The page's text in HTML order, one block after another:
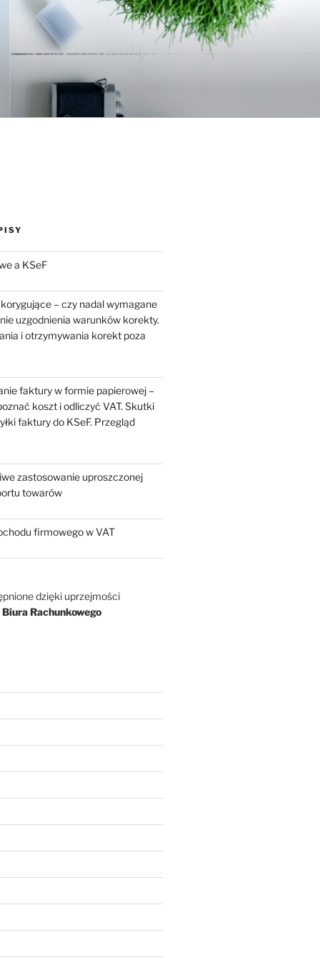
a KSeF
– czy nadal wymagane
uzgodnienia warunków korekty.
i otrzymywania korekt poza
faktury w formie papierowej –
koszt i odliczyć VAT. Skutki
faktury do KSeF. Przegląd
zastosowanie uproszczonej
towarów
firmowego w VAT
dzięki uprzejmości
Rachunkowego